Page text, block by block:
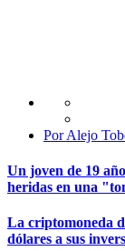
Por Alejo
Un joven de 19
heridas en una
La criptomoneda
dólares a sus